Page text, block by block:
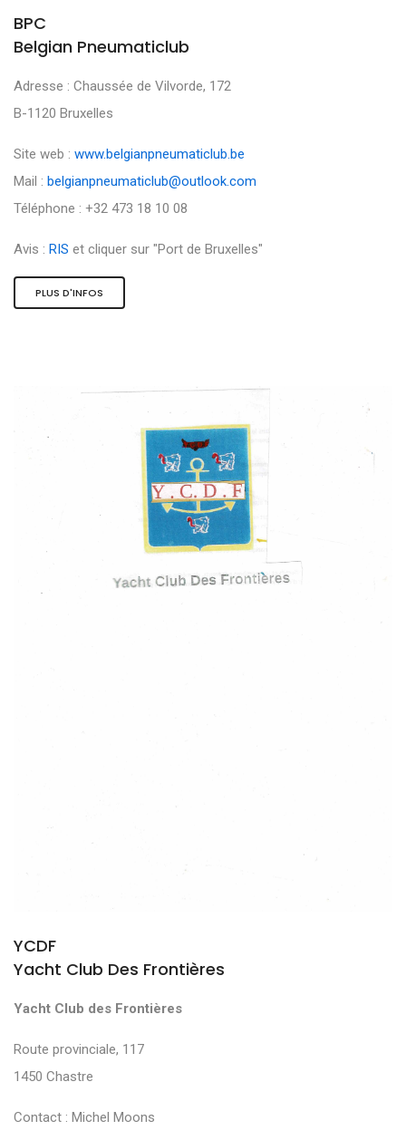
BPC
Belgian Pneumaticlub
Adresse : Chaussée de Vilvorde, 172
B-1120 Bruxelles
Site web : www.belgianpneumaticlub.be
Mail : belgianpneumaticlub@outlook.com
Téléphone : +32 473 18 10 08
Avis : RIS et cliquer sur "Port de Bruxelles"
PLUS D'INFOS
YCDF
Yacht Club Des Frontières
Yacht Club des Frontières
Route provinciale, 117
1450 Chastre
Contact : Michel Moons